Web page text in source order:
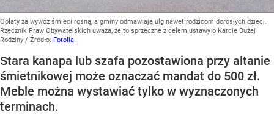
Opłaty za wywóz śmieci rosną, a gminy odmawiają ulg nawet rodzicom dorosłych dzieci.
Rzecznik Praw Obywatelskich uważa, że to sprzeczne z celem ustawy o Karcie Dużej
Rodziny / Źródło: Fotolia
Stara kanapa lub szafa pozostawiona przy altanie
śmietnikowej może oznaczać mandat do 500 zł.
Meble można wystawiać tylko w wyznaczonych
terminach.